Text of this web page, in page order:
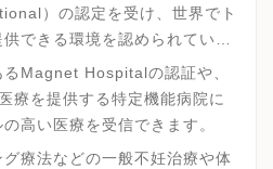
）の認定を受け、世界でト
できる環境を認められていま
Magnet Hospitalの認証や、
療を提供する特定機能病院に
高い医療を受信できます。
療法などの一般不妊治療や体